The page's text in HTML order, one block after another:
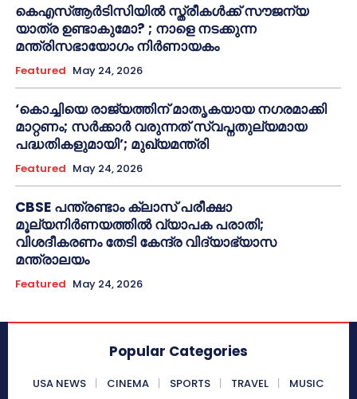
കെഎസ്ആർടിസിയിൽ സ്ത്രീകൾക്ക് സൗജന്യ
യാത്ര ഉണ്ടാകുമോ? ; നാളെ നടക്കുന്ന
മന്ത്രിസഭായോഗം നിർണായകം
Featured May 24, 2026
‘കൊച്ചിയെ രാജ്യത്തിന് മാതൃകയായ നഗരമാക്കി
മാറ്റണം; സർക്കാർ വരുന്നത് സ്വപ്നതുല്യമായ
പദ്ധതികളുമായി’; മുഖ്യമന്ത്രി
Featured May 24, 2026
CBSE പന്ത്രണ്ടാം ക്ലാസ് പരീക്ഷാ
മൂല്യനിർണയത്തിൽ വ്യാപക പരാതി;
വിശദീകരണം തേടി കേന്ദ്ര വിദ്യാഭ്യാസ
മന്ത്രാലയം
Featured May 24, 2026
Popular Categories
USA NEWS CINEMA SPORTS TRAVEL
MUSIC